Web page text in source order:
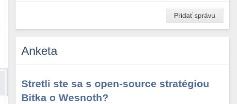
Pridať správu
Anketa
Stretli ste sa s open-source stratégiou
Bitka o Wesnoth?